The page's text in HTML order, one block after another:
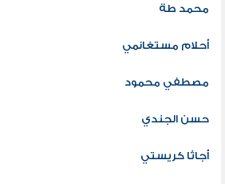
محمد طة
أحلام مستغانمي
مصطفي محمود
حسن الجندي
أجاثا كريستي